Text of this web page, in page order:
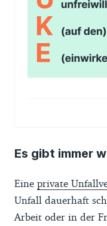
Es gibt immer
Eine private
Unfall dauerhaft
Arbeit oder in der